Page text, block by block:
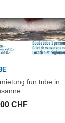
fun tube in
CHF